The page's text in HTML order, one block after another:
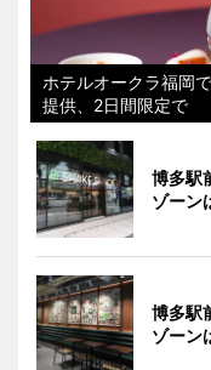
ホテルオークラ福岡
提供、2日間限定で
博多駅
ゾーン
博多駅
ゾーン